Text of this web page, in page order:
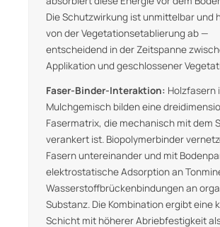
Die Schutzwirkung ist unmittelbar und
von der Vegetationsetablierung ab —
entscheidend in der Zeitspanne
Applikation und geschlossener
Faser-Binder-Interaktion: Holzfasern
Mulchgemisch bilden eine
Fasermatrix, die mechanisch mit dem
verankert ist. Biopolymerbinder
Fasern untereinander und mit
elektrostatische Adsorption an
Wasserstoffbrückenbindungen an
Substanz. Die Kombination ergibt eine
Schicht mit höherer Abriebfestigkeit